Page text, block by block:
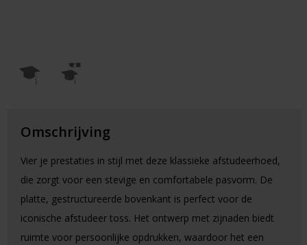
Omschrijving
Vier je prestaties in stijl met deze klassieke afstudeerhoed,
die zorgt voor een stevige en comfortabele pasvorm. De
platte, gestructureerde bovenkant is perfect voor de
iconische afstudeer toss. Het ontwerp met zijnaden biedt
ruimte voor persoonlijke opdrukken, waardoor het een